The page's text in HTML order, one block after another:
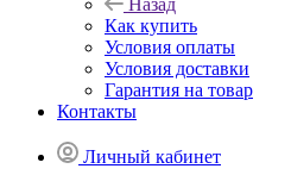
Назад
Как купить
Условия оплаты
Условия доставки
Гарантия на товар
Контакты
Личный кабинет